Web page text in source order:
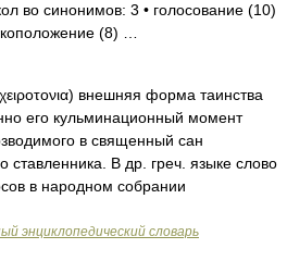
во синонимов: 3 • голосование (10)
(8) …
внешняя форма таинства
его кульминационный момент
в священный сан
ставленника. В др. греч. языке слово
в народном собрании
энциклопедический словарь